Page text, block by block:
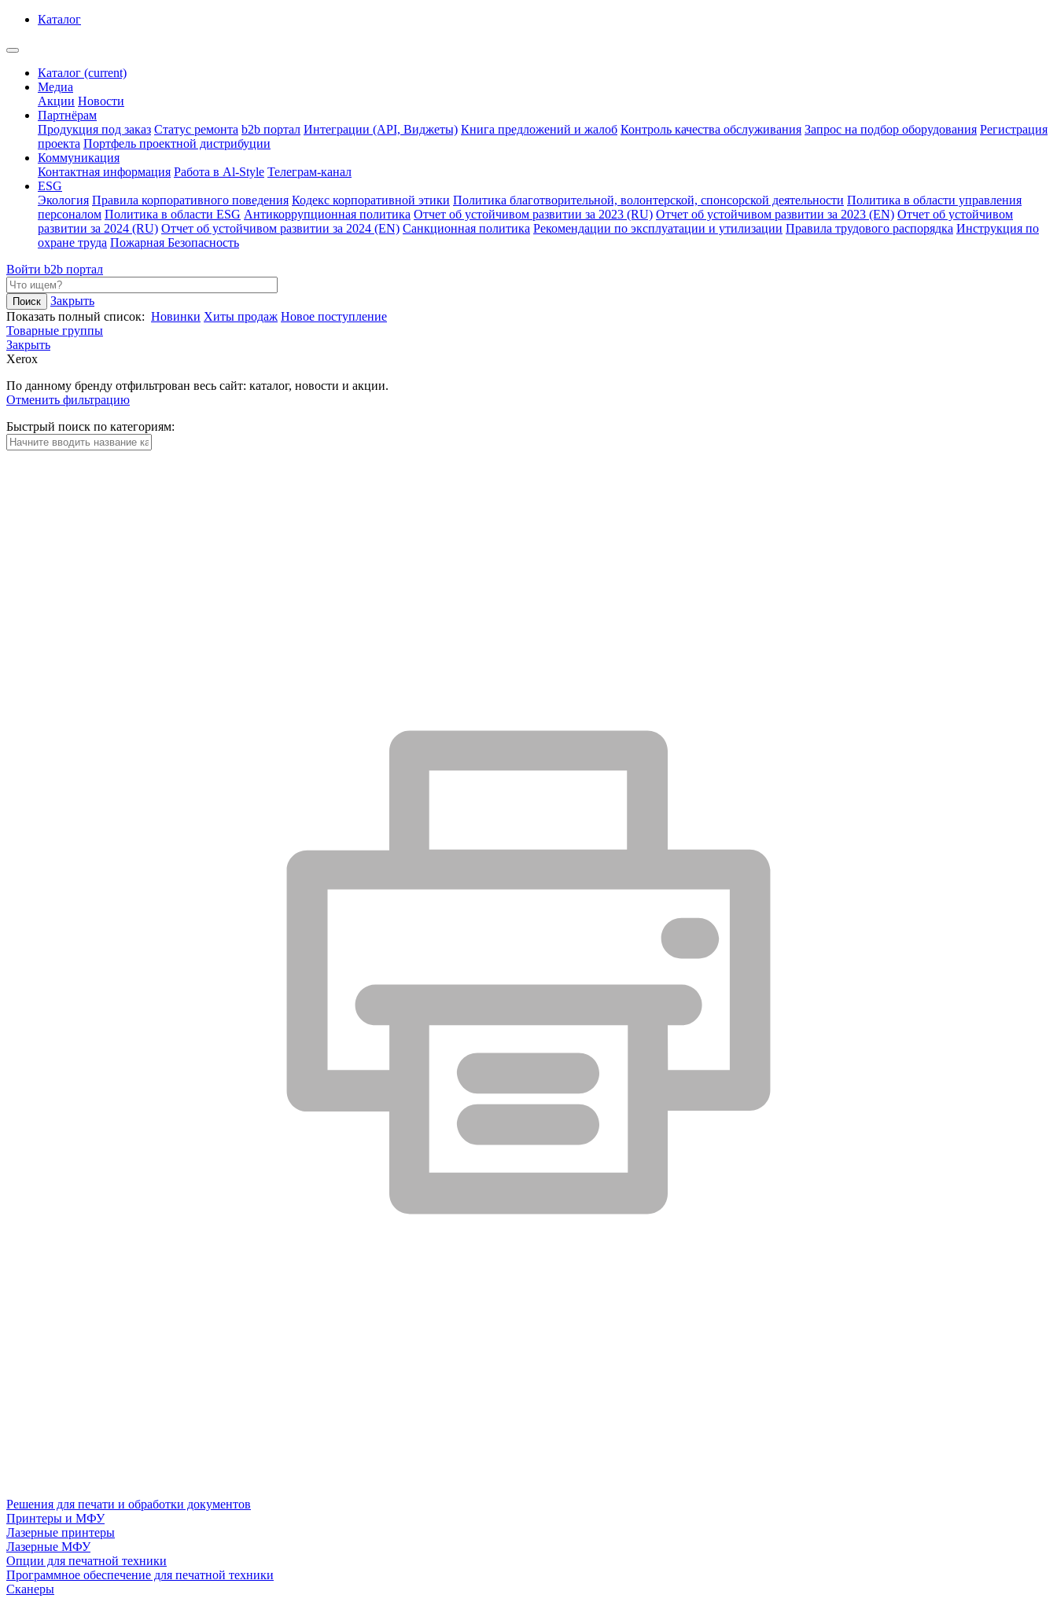
Каталог
Каталог (current)
Медиа
Акции Новости
Партнёрам
Продукция под заказ Статус ремонта b2b портал Интеграции (API, Виджеты) Книга предложений и жалоб Контроль качества обслуживания Запрос на подбор оборудования Регистрация
проекта Портфель проектной дистрибуции
Коммуникация
Контактная информация Работа в Al-Style Телеграм-канал
ESG
Экология Правила корпоративного поведения Кодекс корпоративной этики Политика благотворительной, волонтерской, спонсорской деятельности Политика в области управления
персоналом Политика в области ESG Антикоррупционная политика Отчет об устойчивом развитии за 2023 (RU) Отчет об устойчивом развитии за 2023 (EN) Отчет об устойчивом
развитии за 2024 (RU) Отчет об устойчивом развитии за 2024 (EN) Санкционная политика Рекомендации по эксплуатации и утилизации Правила трудового распорядка Инструкция по
охране труда Пожарная Безопасность
Войти b2b портал
Закрыть
Показать полный список: Новинки Хиты продаж Новое поступление
Товарные группы
Закрыть
Xerox
По данному бренду отфильтрован весь сайт: каталог, новости и акции.
Отменить фильтрацию
Быстрый поиск по категориям:
Решения для печати и обработки документов
Принтеры и МФУ
Лазерные принтеры
Лазерные МФУ
Опции для печатной техники
Программное обеспечение для печатной техники
Сканеры